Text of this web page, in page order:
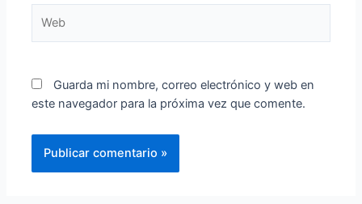
Guarda mi nombre, correo electrónico y web en
este navegador para la próxima vez que comente.